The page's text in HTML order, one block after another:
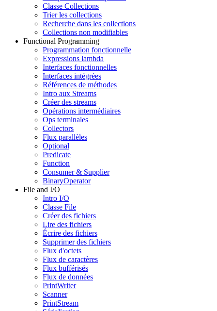
Classe Collections
Trier les collections
Recherche dans les collections
Collections non modifiables
Functional Programming
Programmation fonctionnelle
Expressions lambda
Interfaces fonctionnelles
Interfaces intégrées
Références de méthodes
Intro aux Streams
Créer des streams
Opérations intermédiaires
Ops terminales
Collectors
Flux parallèles
Optional
Predicate
Function
Consumer & Supplier
BinaryOperator
File and I/O
Intro I/O
Classe File
Créer des fichiers
Lire des fichiers
Écrire des fichiers
Supprimer des fichiers
Flux d'octets
Flux de caractères
Flux bufférisés
Flux de données
PrintWriter
Scanner
PrintStream